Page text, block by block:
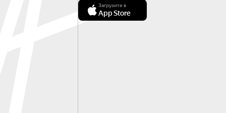
Загрузите в
App Store